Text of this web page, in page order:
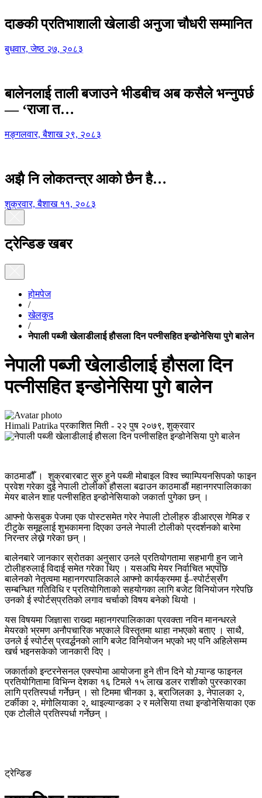
दाङकी प्रतिभाशाली खेलाडी अनुजा चौधरी सम्मानित
बुधवार, जेष्ठ २७, २०८३
बालेनलाई ताली बजाउने भीडबीच अब कसैले भन्नुपर्छ
— ‘राजा त…
मङ्गलवार, बैशाख २९, २०८३
अझै नि लोकतन्त्र आको छैन है…
शुक्रवार, बैशाख ११, २०८३
ट्रेन्डिङ खबर
होमपेज
/
खेलकुद
/
नेपाली पब्जी खेलाडीलाई हौसला दिन पत्नीसहित इन्डोनेसिया पुगे बालेन
नेपाली पब्जी खेलाडीलाई हौसला दिन
पत्नीसहित इन्डोनेसिया पुगे बालेन
Himali Patrika प्रकाशित मिती - २२ पुष २०७९, शुक्रवार
काठमाडौँ । शुक्रबारबाट सुरु हुने पब्जी मोबाइल विश्व च्याम्पियनसिपको फाइन
प्रवेश गरेका दुई नेपाली टोलीको हौसला बढाउन काठमाडौं महानगरपालिकाका
मेयर बालेन शाह पत्नीसहित इन्डोनेसियाको जकार्ता पुगेका छन् ।
आफ्नो फेसबुक पेजमा एक पोस्टसमेत गरेर नेपाली टोलीहरु डीआरएस गेमिङ र
टीटुके समूहलाई शुभकामना दिएका उनले नेपाली टोलीको प्रदर्शनको बारेमा
निरन्तर लेख्ने गरेका छन् ।
बालेनबारे जानकार स्रोतका अनुसार उनले प्रतियोगतामा सहभागी हुन जाने
टोलीहरुलाई विदाई समेत गरेका थिए । यसअघि मेयर निर्वाचित भएपछि
बालेनको नेतृत्वमा महानगरपालिकाले आफ्नो कार्यक्रममा ई–स्पोर्टस्‌सँग
सम्बन्धित गतिविधि र प्रतियोगिताको सहयोगका लागि बजेट विनियोजन गरेपछि
उनको ई स्पोर्टस्‌प्रतिको लगाव चर्चाको विषय बनेको थियो ।
यस विषयमा जिज्ञासा राख्दा महानगरपालिकाका प्रवक्ता नविन मानन्धरले
मेयरको भ्रमण अनौपचारिक भएकाले विस्तृतमा थाहा नभएको बताए । साथै,
उनले ई स्पोर्टस् प्रवर्द्धनको लागि बजेट विनियोजन भएको भए पनि अहिलेसम्म
खर्च भइनसकेको जानकारी दिए ।
जकार्ताको इन्टरनेसनल एक्स्पोमा आयोजना हुने तीन दिने यो ग्र्यान्ड फाइनल
प्रतियोगितामा विभिन्न देशका १६ टिमले १५ लाख डलर राशीको पुरस्कारका
लागि प्रतिस्पर्धा गर्नेछन् । सो टिममा चीनका ३, ब्राजिलका ३, नेपालका २,
टर्कीका २, मंगोलियाका २, थाइल्यान्डका २ र मलेसिया तथा इन्डोनेसियाका एक
एक टोलीले प्रतिस्पर्धा गर्नेछन् ।
ट्रेन्डिङ